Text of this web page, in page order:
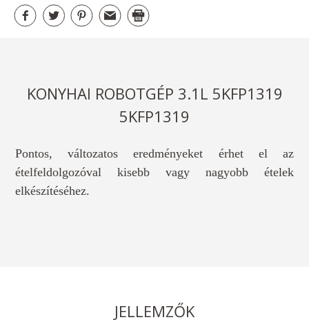
KONYHAI ROBOTGÉP 3.1L 5KFP1319
5KFP1319
Pontos, változatos eredményeket érhet el az
ételfeldolgozóval kisebb vagy nagyobb ételek
elkészítéséhez.
JELLEMZŐK